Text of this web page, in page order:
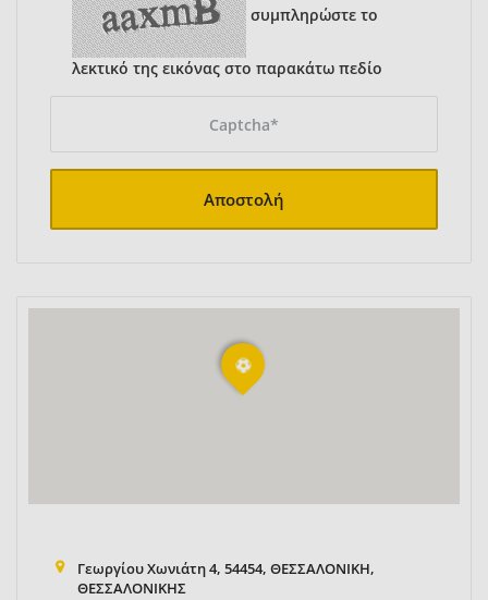
συμπληρώστε το
λεκτικό της εικόνας στο παρακάτω πεδίο
Αποστολή
Γεωργίου Χωνιάτη 4, 54454, ΘΕΣΣΑΛΟΝΙΚΗ,
ΘΕΣΣΑΛΟΝΙΚΗΣ